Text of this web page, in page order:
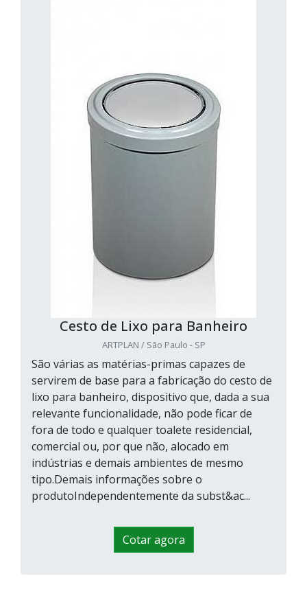
Cesto de Lixo para Banheiro
ARTPLAN / São Paulo - SP
São várias as matérias-primas capazes de
servirem de base para a fabricação do cesto de
lixo para banheiro, dispositivo que, dada a sua
relevante funcionalidade, não pode ficar de
fora de todo e qualquer toalete residencial,
comercial ou, por que não, alocado em
indústrias e demais ambientes de mesmo
tipo.Demais informações sobre o
produtoIndependentemente da subst&ac...
Cotar agora